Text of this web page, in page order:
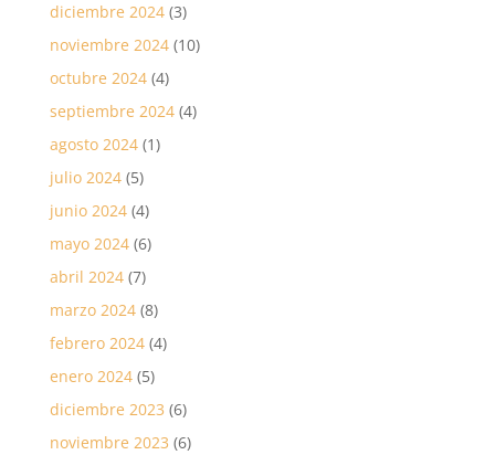
diciembre 2024(3)
noviembre 2024(10)
octubre 2024(4)
septiembre 2024(4)
agosto 2024(1)
julio 2024(5)
junio 2024(4)
mayo 2024(6)
abril 2024(7)
marzo 2024(8)
febrero 2024(4)
enero 2024(5)
diciembre 2023 (6)
noviembre 2023 (6)